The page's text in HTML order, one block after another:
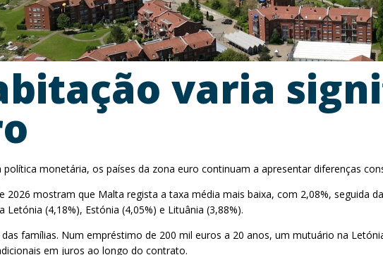
varia
monetária, os países da zona euro continuam a apresentar diferenças
2026 mostram que Malta regista a taxa média mais baixa, com 2,08%, seguida
(4,18%), Estónia (4,05%) e Lituânia (3,88%).
famílias. Num empréstimo de 200 mil euros a 20 anos, um mutuário na
em juros ao longo do contrato.